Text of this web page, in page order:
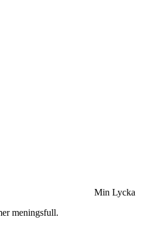
Min Lycka
meningsfull.